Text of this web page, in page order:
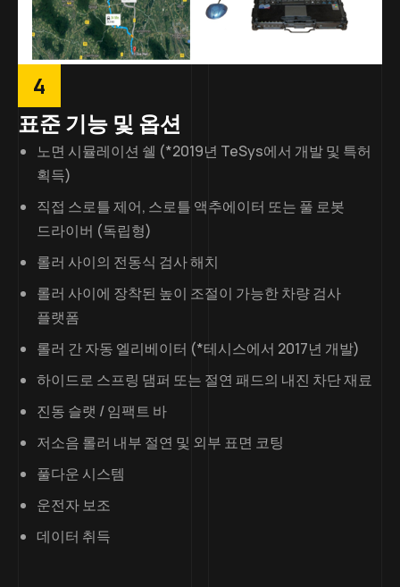
4
표준 기능 및 옵션
노면 시뮬레이션 쉘 (*2019년 TeSys에서 개발 및 특허
획득)
직접 스로틀 제어, 스로틀 액추에이터 또는 풀 로봇
드라이버 (독립형)
롤러 사이의 전동식 검사 해치
롤러 사이에 장착된 높이 조절이 가능한 차량 검사
플랫폼
롤러 간 자동 엘리베이터 (*테시스에서 2017년 개발)
하이드로 스프링 댐퍼 또는 절연 패드의 내진 차단 재료
진동 슬랫 / 임팩트 바
저소음 롤러 내부 절연 및 외부 표면 코팅
풀다운 시스템
운전자 보조
데이터 취득